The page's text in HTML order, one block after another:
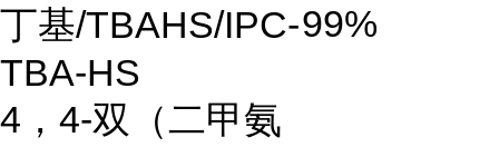
丁基/TBAHS/IPC-
TBA-HS
99%
4 ， 4-双（二甲氨